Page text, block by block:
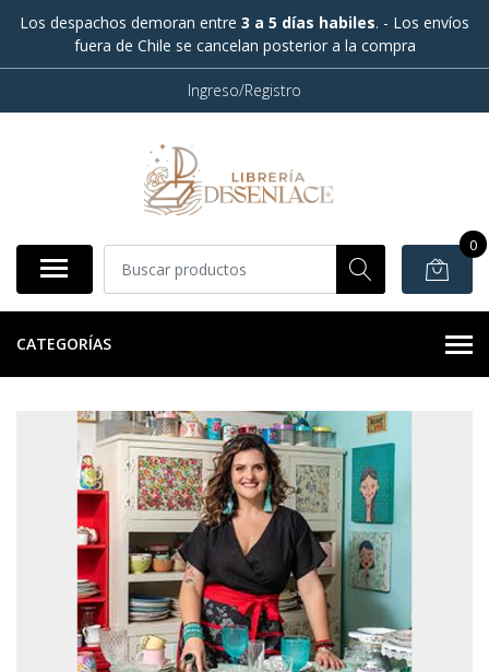
Los despachos demoran entre 3 a 5 días habiles. - Los envíos
fuera de Chile se cancelan posterior a la compra
Ingreso/Registro
0
CATEGORÍAS